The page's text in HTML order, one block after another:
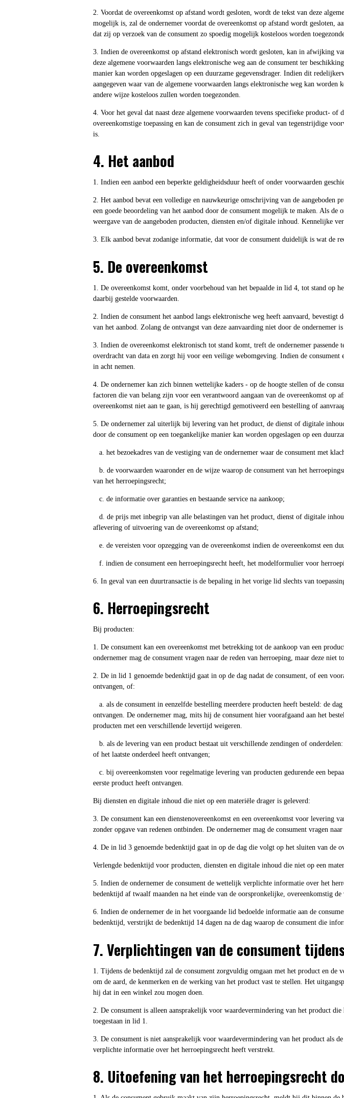
2. Voordat de overeenkomst op afstand wordt gesloten, wordt de tekst van deze
mogelijk is, zal de ondernemer voordat de overeenkomst op afstand wordt gesloten,
dat zij op verzoek van de consument zo spoedig mogelijk kosteloos worden
3. Indien de overeenkomst op afstand elektronisch wordt gesloten, kan in afwijking
deze algemene voorwaarden langs elektronische weg aan de consument ter
manier kan worden opgeslagen op een duurzame gegevensdrager. Indien dit
aangegeven waar van de algemene voorwaarden langs elektronische weg kan
andere wijze kosteloos zullen worden toegezonden.
4. Voor het geval dat naast deze algemene voorwaarden tevens specifieke product-
overeenkomstige toepassing en kan de consument zich in geval van tegenstrijdige
is.
4. Het aanbod
1. Indien een aanbod een beperkte geldigheidsduur heeft of onder voorwaarden
2. Het aanbod bevat een volledige en nauwkeurige omschrijving van de
een goede beoordeling van het aanbod door de consument mogelijk te maken. Als
weergave van de aangeboden producten, diensten en/of digitale inhoud. Kennelijke
3. Elk aanbod bevat zodanige informatie, dat voor de consument duidelijk is wat de
5. De overeenkomst
1. De overeenkomst komt, onder voorbehoud van het bepaalde in lid 4, tot stand op
daarbij gestelde voorwaarden.
2. Indien de consument het aanbod langs elektronische weg heeft aanvaard,
van het aanbod. Zolang de ontvangst van deze aanvaarding niet door de ondernemer
3. Indien de overeenkomst elektronisch tot stand komt, treft de ondernemer
overdracht van data en zorgt hij voor een veilige webomgeving. Indien de consument
in acht nemen.
4. De ondernemer kan zich binnen wettelijke kaders - op de hoogte stellen of de
factoren die van belang zijn voor een verantwoord aangaan van de overeenkomst op
overeenkomst niet aan te gaan, is hij gerechtigd gemotiveerd een bestelling of
5. De ondernemer zal uiterlijk bij levering van het product, de dienst of digitale
door de consument op een toegankelijke manier kan worden opgeslagen op een
a. het bezoekadres van de vestiging van de ondernemer waar de consument met
b. de voorwaarden waaronder en de wijze waarop de consument van het
van het herroepingsrecht;
c. de informatie over garanties en bestaande service na aankoop;
d. de prijs met inbegrip van alle belastingen van het product, dienst of digitale
aflevering of uitvoering van de overeenkomst op afstand;
e. de vereisten voor opzegging van de overeenkomst indien de overeenkomst een
f. indien de consument een herroepingsrecht heeft, het modelformulier voor
6. In geval van een duurtransactie is de bepaling in het vorige lid slechts van
6. Herroepingsrecht
Bij producten:
1. De consument kan een overeenkomst met betrekking tot de aankoop van een
ondernemer mag de consument vragen naar de reden van herroeping, maar deze niet
2. De in lid 1 genoemde bedenktijd gaat in op de dag nadat de consument, of een
ontvangen, of:
a. als de consument in eenzelfde bestelling meerdere producten heeft besteld: de
ontvangen. De ondernemer mag, mits hij de consument hier voorafgaand aan het
producten met een verschillende levertijd weigeren.
b. als de levering van een product bestaat uit verschillende zendingen of
of het laatste onderdeel heeft ontvangen;
c. bij overeenkomsten voor regelmatige levering van producten gedurende een
eerste product heeft ontvangen.
Bij diensten en digitale inhoud die niet op een materiële drager is geleverd:
3. De consument kan een dienstenovereenkomst en een overeenkomst voor levering
zonder opgave van redenen ontbinden. De ondernemer mag de consument vragen
4. De in lid 3 genoemde bedenktijd gaat in op de dag die volgt op het sluiten van de
Verlengde bedenktijd voor producten, diensten en digitale inhoud die niet op een
5. Indien de ondernemer de consument de wettelijk verplichte informatie over het
bedenktijd af twaalf maanden na het einde van de oorspronkelijke, overeenkomstig
6. Indien de ondernemer de in het voorgaande lid bedoelde informatie aan de
bedenktijd, verstrijkt de bedenktijd 14 dagen na de dag waarop de consument die
7. Verplichtingen van de consument
1. Tijdens de bedenktijd zal de consument zorgvuldig omgaan met het product en
om de aard, de kenmerken en de werking van het product vast te stellen. Het
hij dat in een winkel zou mogen doen.
2. De consument is alleen aansprakelijk voor waardevermindering van het product
toegestaan in lid 1.
3. De consument is niet aansprakelijk voor waardevermindering van het product als
verplichte informatie over het herroepingsrecht heeft verstrekt.
8. Uitoefening van het herroepingsrecht